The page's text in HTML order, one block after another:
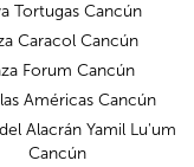
Tortugas Cancún
Caracol Cancún
Forum Cancún
Américas Cancún
Alacrán Yamil Lu'um
Cancún